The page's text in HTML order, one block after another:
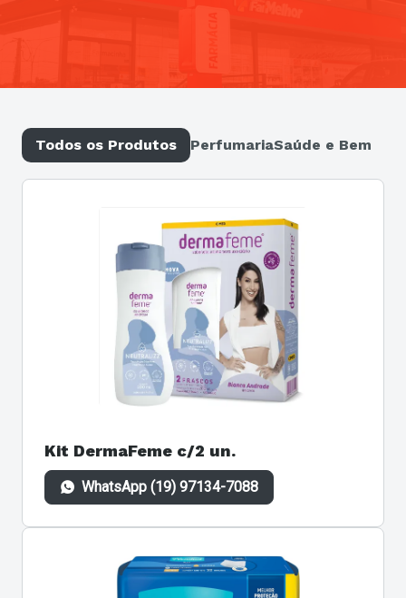
Todos os Produtos PerfumariaSaúde e Bem-
Kit DermaFeme c/2 un.
WhatsApp (19) 97134-7088